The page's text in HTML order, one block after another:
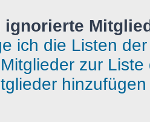
ignorierte
ich die Listen
zur